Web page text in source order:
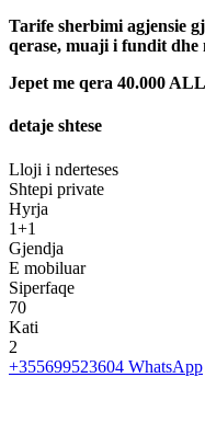
Tarife sherbimi agjensie
qerase, muaji i fundit dhe
Jepet me qera 40.000
detaje shtese
Lloji i nderteses
Shtepi private
Hyrja
1+1
Gjendja
E mobiluar
Siperfaqe
70
Kati
2
+355699523604 WhatsApp